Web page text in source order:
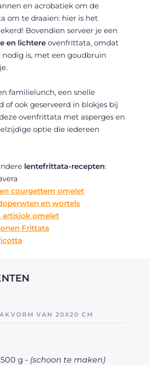
en acrobatiek om de
om te draaien: hier is het
Bovendien serveer je een
en lichtereovenfrittata, omdat
is, met een goudbruin
familielunch, een snelle
of ook geserveerd in blokjes bij
ovenfrittata met asperges en
optie die iedereen
lentefrittata-recepten:
courgettem omelet
en wortels
artisjok omelet
Frittata
VAN 20X20 CM
500 g - (schoon te maken)